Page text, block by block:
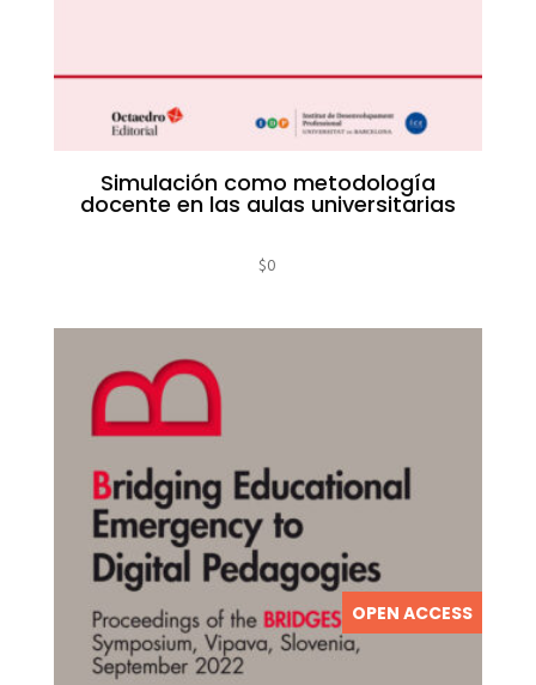
Simulación como metodología
docente en las aulas universitarias
$0
OPEN ACCESS